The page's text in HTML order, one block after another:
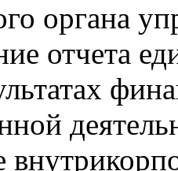
органа
отчета